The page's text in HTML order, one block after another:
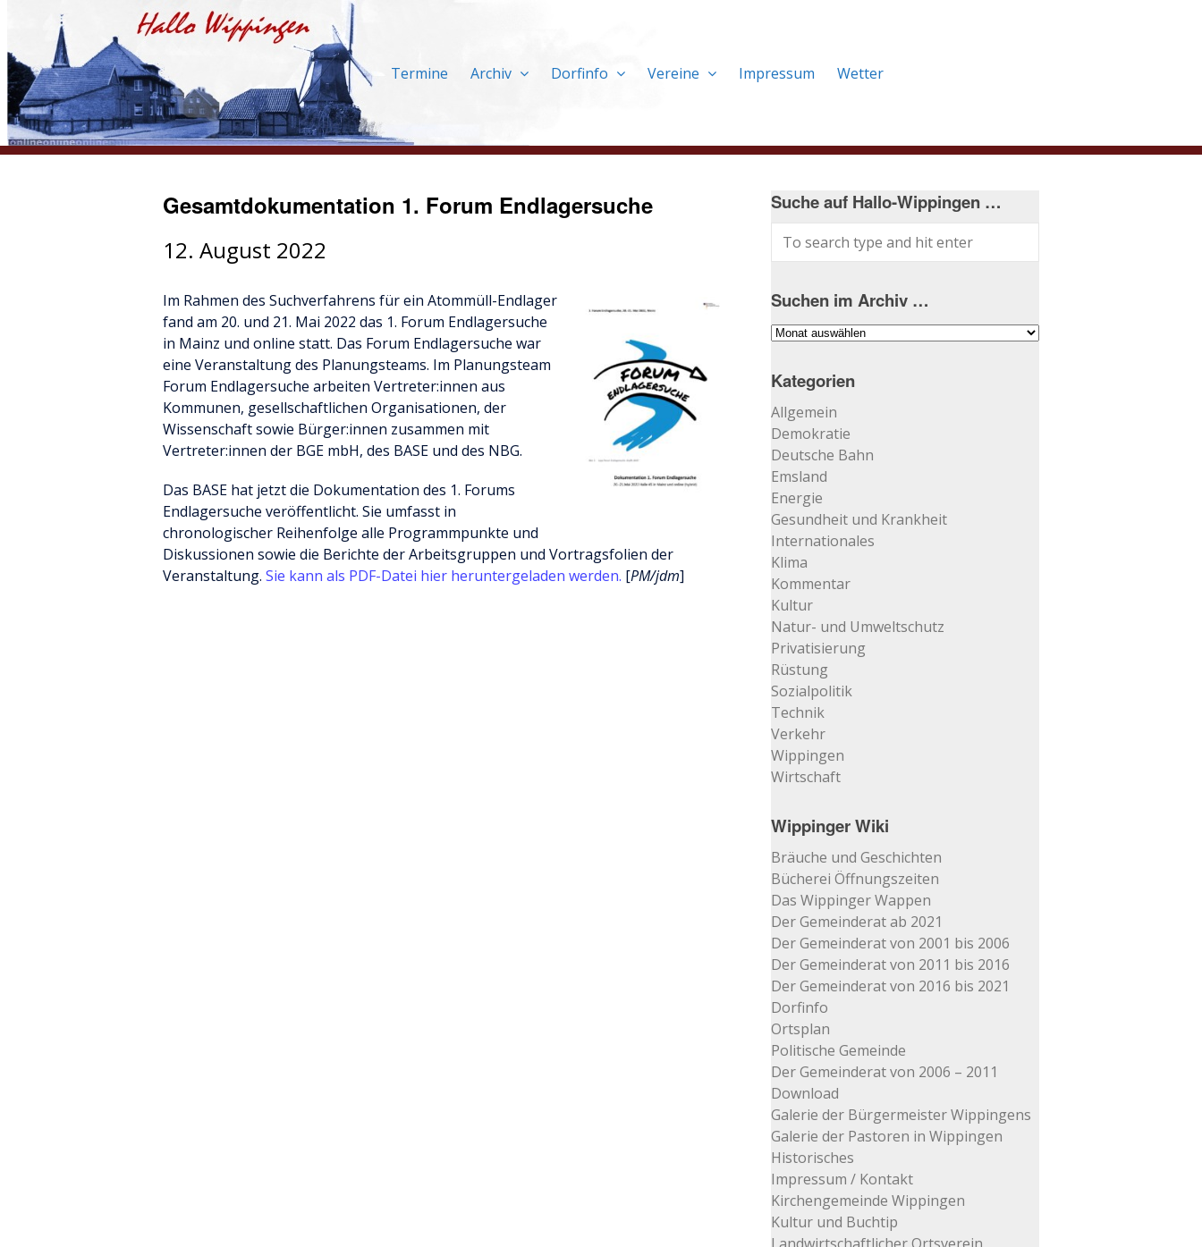
Termine Archiv Dorfinfo Vereine Impressum Wetter
Gesamtdokumentation 1. Forum Endlagersuche
12. August 2022
Im Rahmen des Suchverfahrens für ein Atommüll-Endlager
fand am 20. und 21. Mai 2022 das 1. Forum Endlagersuche
in Mainz und online statt. Das Forum Endlagersuche war
eine Veranstaltung des Planungsteams. Im Planungsteam
Forum Endlagersuche arbeiten Vertreter:innen aus
Kommunen, gesellschaftlichen Organisationen, der
Wissenschaft sowie Bürger:innen zusammen mit
Vertreter:innen der BGE mbH, des BASE und des NBG.
Das BASE hat jetzt die Dokumentation des 1. Forums
Endlagersuche veröffentlicht. Sie umfasst in
chronologischer Reihenfolge alle Programmpunkte und
Diskussionen sowie die Berichte der Arbeitsgruppen und Vortragsfolien der
Veranstaltung. Sie kann als PDF-Datei hier heruntergeladen werden. [PM/jdm]
Suche auf Hallo-Wippingen …
Suchen im Archiv …
Suchen
Archiv
Kategorien
Allgemein
Demokratie
Deutsche Bahn
Emsland
Energie
Gesundheit und Krankheit
Internationales
Klima
Kommentar
Kultur
Natur- und Umweltschutz
Privatisierung
Rüstung
Sozialpolitik
Technik
Verkehr
Wippingen
Wirtschaft
Wippinger Wiki
Bräuche und Geschichten
Bücherei Öffnungszeiten
Das Wippinger Wappen
Der Gemeinderat ab 2021
Der Gemeinderat von 2001 bis 2006
Der Gemeinderat von 2011 bis 2016
Der Gemeinderat von 2016 bis 2021
Dorfinfo
Ortsplan
Politische Gemeinde
Der Gemeinderat von 2006 – 2011
Download
Galerie der Bürgermeister Wippingens
Galerie der Pastoren in Wippingen
Historisches
Impressum / Kontakt
Kirchengemeinde Wippingen
Kultur und Buchtip